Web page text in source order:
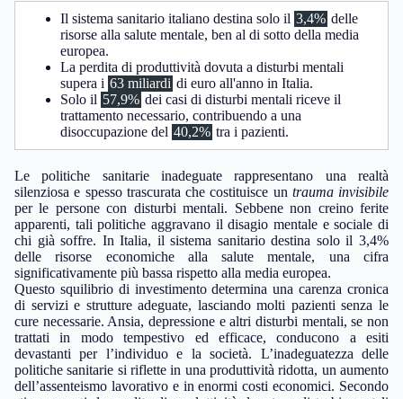
Il sistema sanitario italiano destina solo il 3,4% delle
risorse alla salute mentale, ben al di sotto della media
europea.
La perdita di produttività dovuta a disturbi mentali
supera i 63 miliardi di euro all'anno in Italia.
Solo il 57,9% dei casi di disturbi mentali riceve il
trattamento necessario, contribuendo a una
disoccupazione del 40,2% tra i pazienti.
Le politiche sanitarie inadeguate rappresentano una realtà
silenziosa e spesso trascurata che costituisce un trauma invisibile
per le persone con disturbi mentali. Sebbene non creino ferite
apparenti, tali politiche aggravano il disagio mentale e sociale di
chi già soffre. In Italia, il sistema sanitario destina solo il 3,4%
delle risorse economiche alla salute mentale, una cifra
significativamente più bassa rispetto alla media europea.
Questo squilibrio di investimento determina una carenza cronica
di servizi e strutture adeguate, lasciando molti pazienti senza le
cure necessarie. Ansia, depressione e altri disturbi mentali, se non
trattati in modo tempestivo ed efficace, conducono a esiti
devastanti per l’individuo e la società. L’inadeguatezza delle
politiche sanitarie si riflette in una produttività ridotta, un aumento
dell’assenteismo lavorativo e in enormi costi economici. Secondo